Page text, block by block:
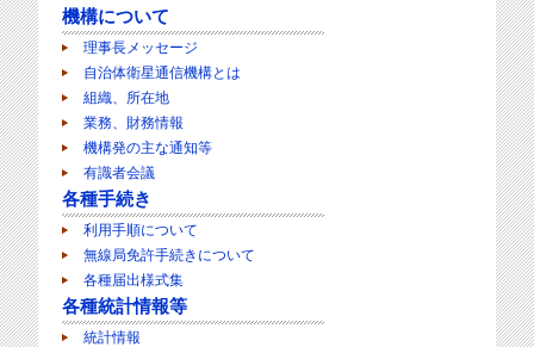
機構について
理事長メッセージ
自治体衛星通信機構とは
組織、所在地
業務、財務情報
機構発の主な通知等
有識者会議
各種手続き
利用手順について
無線局免許手続きについて
各種届出様式集
各種統計情報等
統計情報